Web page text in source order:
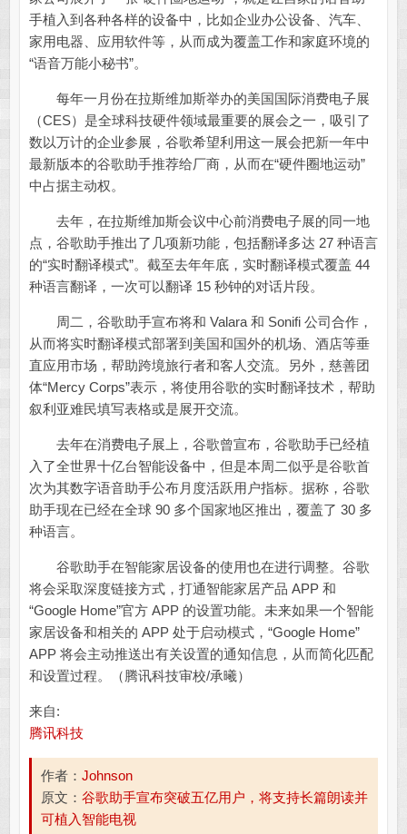
手植入到各种各样的设备中，比如企业办公设备、汽车、
家用电器、应用软件等，从而成为覆盖工作和家庭环境的
“语音万能小秘书”。
每年一月份在拉斯维加斯举办的美国国际消费电子展
（CES）是全球科技硬件领域最重要的展会之一，吸引了
数以万计的企业参展，谷歌希望利用这一展会把新一年中
最新版本的谷歌助手推荐给厂商，从而在“硬件圈地运动”
中占据主动权。
去年，在拉斯维加斯会议中心前消费电子展的同一地
点，谷歌助手推出了几项新功能，包括翻译多达 27 种语言
的“实时翻译模式”。截至去年年底，实时翻译模式覆盖 44
种语言翻译，一次可以翻译 15 秒钟的对话片段。
周二，谷歌助手宣布将和 Valara 和 Sonifi 公司合作，
从而将实时翻译模式部署到美国和国外的机场、酒店等垂
直应用市场，帮助跨境旅行者和客人交流。另外，慈善团
体“Mercy Corps”表示，将使用谷歌的实时翻译技术，帮助
叙利亚难民填写表格或是展开交流。
去年在消费电子展上，谷歌曾宣布，谷歌助手已经植
入了全世界十亿台智能设备中，但是本周二似乎是谷歌首
次为其数字语音助手公布月度活跃用户指标。据称，谷歌
助手现在已经在全球 90 多个国家地区推出，覆盖了 30 多
种语言。
谷歌助手在智能家居设备的使用也在进行调整。谷歌
将会采取深度链接方式，打通智能家居产品 APP 和
“Google Home”官方 APP 的设置功能。未来如果一个智能
家居设备和相关的 APP 处于启动模式，“Google Home”
APP 将会主动推送出有关设置的通知信息，从而简化匹配
和设置过程。（腾讯科技审校/承曦）
来自:
腾讯科技
作者： Johnson
原文： 谷歌助手宣布突破五亿用户，将支持长篇朗读并
可植入智能电视